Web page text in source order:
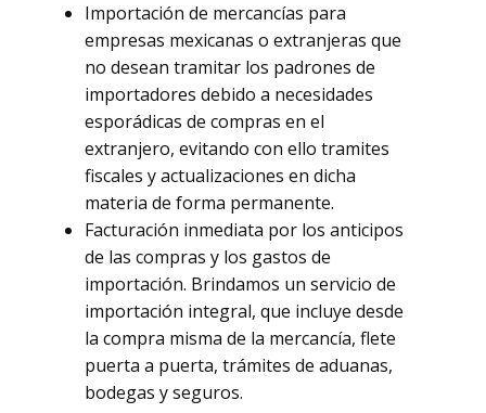
Importación de mercancías para
empresas mexicanas o extranjeras que
no desean tramitar los padrones de
importadores debido a necesidades
esporádicas de compras en el
extranjero, evitando con ello tramites
fiscales y actualizaciones en dicha
materia de forma permanente.
Facturación inmediata por los anticipos
de las compras y los gastos de
importación. Brindamos un servicio de
importación integral, que incluye desde
la compra misma de la mercancía, flete
puerta a puerta, trámites de aduanas,
bodegas y seguros.